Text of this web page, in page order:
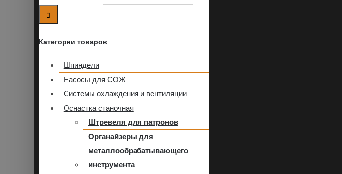
Категории товаров
Шпиндели
Насосы для СОЖ
Системы охлаждения и вентиляции
Оснастка станочная
Штревеля для патронов
Органайзеры для
металлообрабатывающего
инструмента